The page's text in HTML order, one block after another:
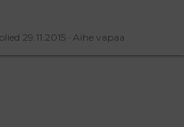
Aihe vapaa
29.11.2015